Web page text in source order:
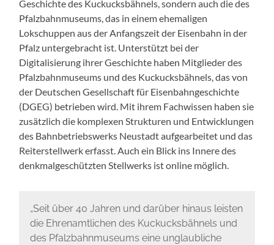
Geschichte des Kuckucksbähnels, sondern auch die des
Pfalzbahnmuseums, das in einem ehemaligen
Lokschuppen aus der Anfangszeit der Eisenbahn in der
Pfalz untergebracht ist. Unterstützt bei der
Digitalisierung ihrer Geschichte haben Mitglieder des
Pfalzbahnmuseums und des Kuckucksbähnels, das von
der Deutschen Gesellschaft für Eisenbahngeschichte
(DGEG) betrieben wird. Mit ihrem Fachwissen haben sie
zusätzlich die komplexen Strukturen und Entwicklungen
des Bahnbetriebswerks Neustadt aufgearbeitet und das
Reiterstellwerk erfasst. Auch ein Blick ins Innere des
denkmalgeschützten Stellwerks ist online möglich.
„Seit über 40 Jahren und darüber hinaus leisten
die Ehrenamtlichen des Kuckucksbähnels und
des Pfalzbahnmuseums eine unglaubliche